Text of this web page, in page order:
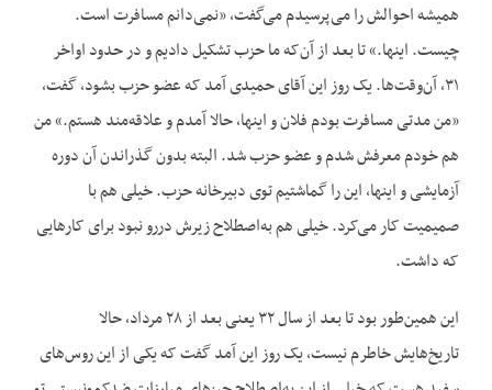
همیشه احوالش را می‌پرسیدم می‌گفت، «نمی‌دانم مسافرت است.
چیست. اینها.» تا بعد از آن‌که ما حزب تشکیل دادیم و در حدود اواخر
۳۱، آن‌وقت‌ها. یک روز این آقای حمیدی آمد که عضو حزب بشود، گفت،
«من مدتی مسافرت بودم فلان و اینها، حالا آمدم و علاقه‌مند هستم.» من
هم خودم معرفش شدم و عضو حزب شد. البته بدون گذراندن آن دوره
آزمایشی و اینها، این را گماشتیم توی دبیرخانه حزب. خیلی هم با
صمیمیت کار می‌کرد. خیلی هم به‌اصطلاح زیرش دررو نبود برای کارهایی
که داشت.
این همین‌طور بود تا بعد از سال ۳۲ یعنی بعد از ۲۸ مرداد، حالا
تاریخ‌هایش خاطرم نیست، یک روز این آمد گفت که یکی از این روس‌های